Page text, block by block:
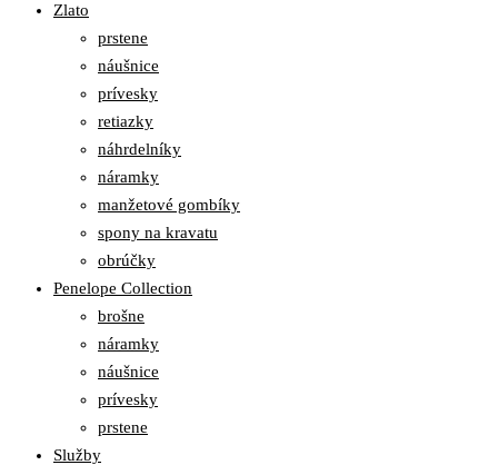
Zlato
prstene
náušnice
prívesky
retiazky
náhrdelníky
náramky
manžetové gombíky
spony na kravatu
obrúčky
Penelope Collection
brošne
náramky
náušnice
prívesky
prstene
Služby